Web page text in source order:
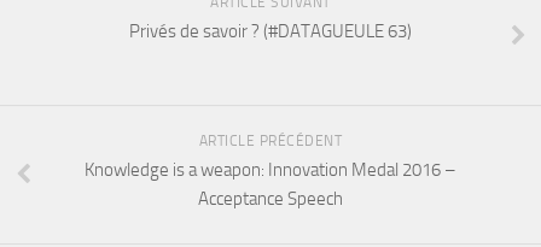
Privés de savoir ? (#DATAGUEULE 63)
ARTICLE PRÉCÉDENT
Knowledge is a weapon: Innovation Medal 2016 –
Acceptance Speech